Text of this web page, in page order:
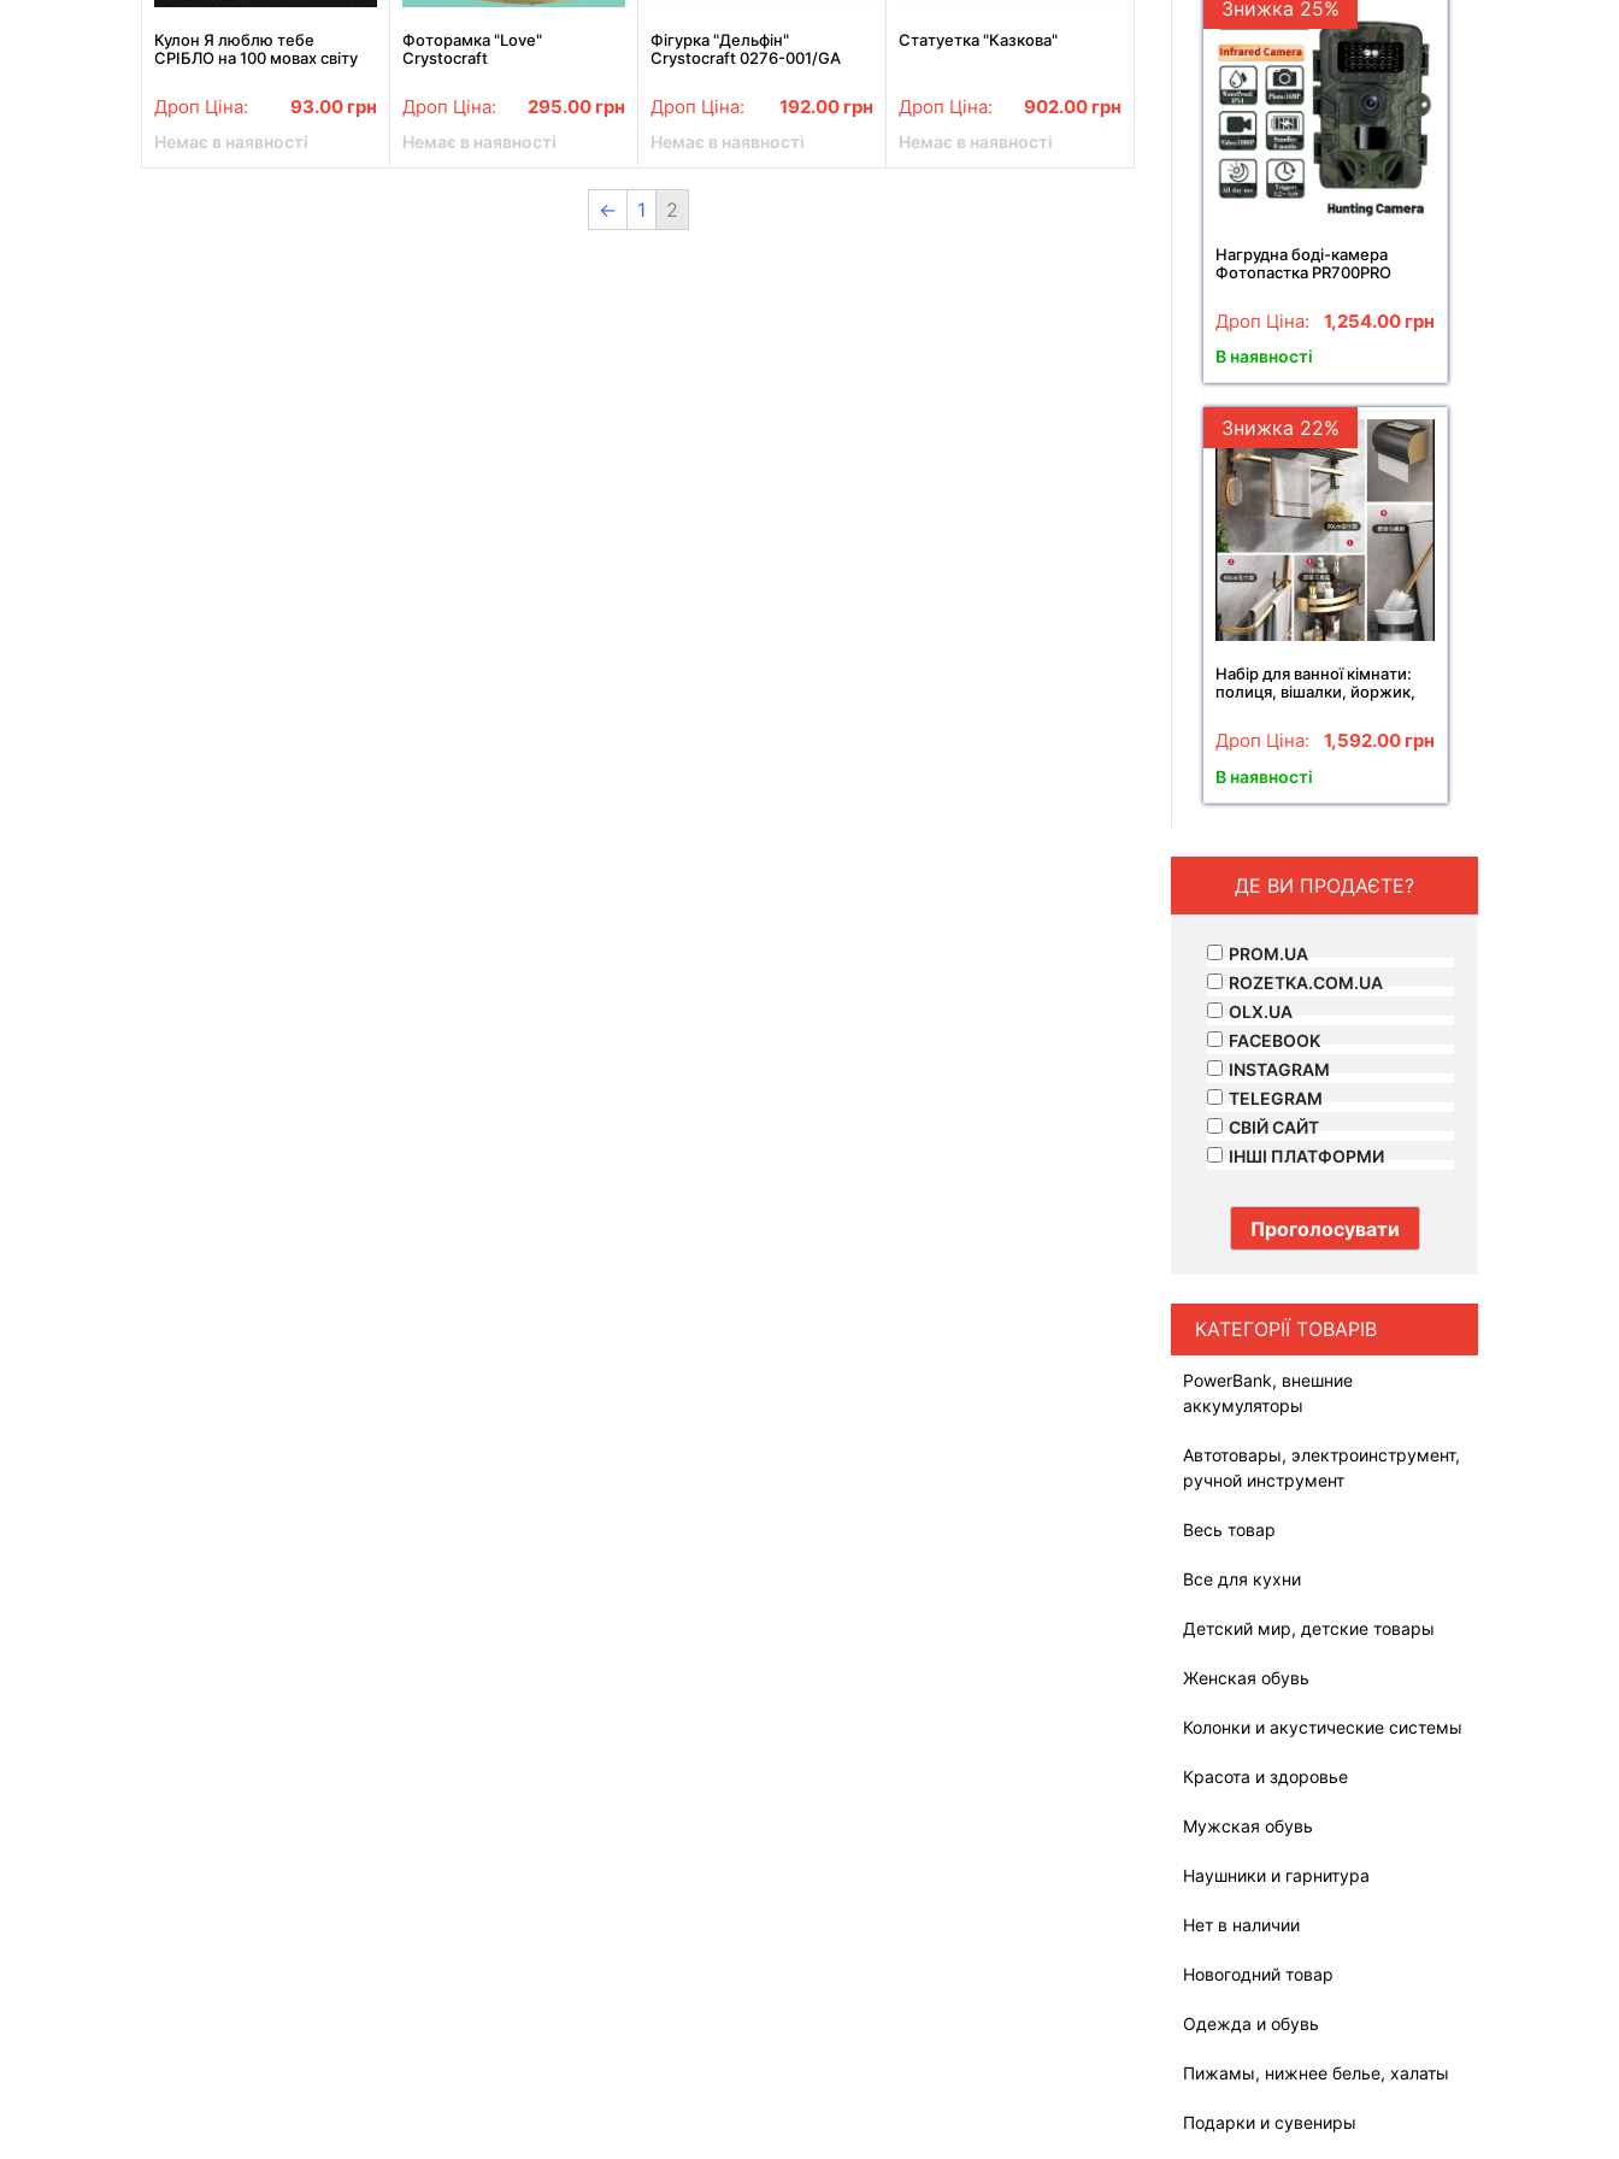
Кулон Я люблю тебе
СРІБЛО на 100 мовах світу
Дроп Ціна: 93.00 грн
Немає в наявності
Фоторамка "Love"
Crystocraft
Дроп Ціна: 295.00 грн
Немає в наявності
Фігурка "Дельфін"
Crystocraft 0276-001/GA
Дроп Ціна: 192.00 грн
Немає в наявності
Статуетка "Казкова"
Дроп Ціна: 902.00 грн
Немає в наявності
← 1 2
Знижка 25%
Нагрудна боді-камера
Фотопастка PR700PRO
баченням
Дроп Ціна: 1,254.00 грн
В наявності
Знижка 22%
Набір для ванної кімнати:
полиця, вішалки, йоржик,
Дроп Ціна: 1,592.00 грн
В наявності
ДЕ ВИ ПРОДАЄТЕ?
PROM.UA
ROZETKA.COM.UA
OLX.UA
FACEBOOK
INSTAGRAM
TELEGRAM
СВІЙ САЙТ
ІНШІ ПЛАТФОРМИ
КАТЕГОРІЇ ТОВАРІВ
PowerBank, внешние
аккумуляторы
Автотовары, электроинструмент,
ручной инструмент
Весь товар
Все для кухни
Детский мир, детские товары
Женская обувь
Колонки и акустические системы
Красота и здоровье
Мужская обувь
Наушники и гарнитура
Нет в наличии
Новогодний товар
Одежда и обувь
Пижамы, нижнее белье, халаты
Подарки и сувениры